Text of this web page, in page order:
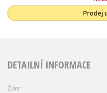
Prodej
DETAILNÍ INFORMACE
Žánr